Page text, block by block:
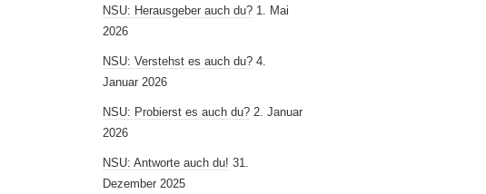
NSU: Herausgeber auch du? 1. Mai
2026
NSU: Verstehst es auch du? 4.
Januar 2026
NSU: Probierst es auch du? 2. Januar
2026
NSU: Antworte auch du! 31.
Dezember 2025